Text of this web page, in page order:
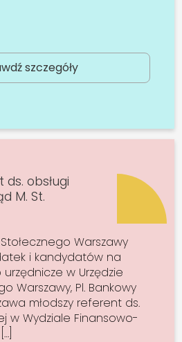
szczegóły
ds. obsługi
M. St.
Warszawy
i kandydatów na
w Urzędzie
Warszawy, Pl. Bankowy
młodszy referent ds.
w Wydziale Finansowo-